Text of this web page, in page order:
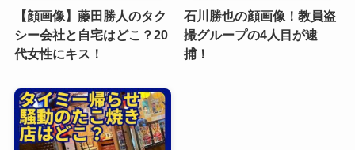
【顔画像】藤田勝人のタク
シー会社と自宅はどこ？20
代女性にキス！
石川勝也の顔画像！教員盗
撮グループの4人目が逮
捕！